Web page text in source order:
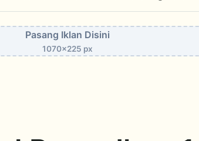
Pasang Iklan Disini
1070x225 px